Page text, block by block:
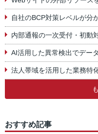
自社のBCP対策レベルが分
内部通報の一次受付・初動
AI活用した異常検出でデー
法人帯域を活用した業務特
おすすめ記事